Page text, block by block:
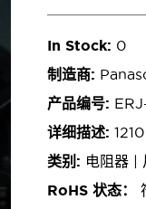
In Stock: 0
制造商:
产品编号:
详细描述:
类别: 电阻器 |
RoHS 状态：